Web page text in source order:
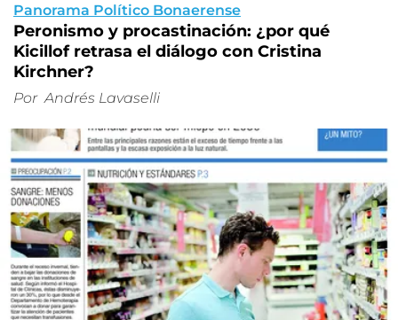
Panorama Político Bonaerense
Peronismo y procastinación: ¿por qué
Kicillof retrasa el diálogo con Cristina
Kirchner?
Por Andrés Lavaselli